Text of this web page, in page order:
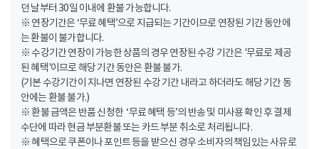
던 날부터 30일 이내에 환불 가능합니다.
※ 연장기간은 ‘무료 혜택’으로 지급되는 기간이므로 연장된 기간 동안에
는 환불이 불가합니다.
※ 수강기간 연장이 가능한 상품의 경우 연장된 수강 기간은 '무료로 제공
된 혜택'이므로 해당 기간 동안은 환불 불가.
(기본 수강기간이 지나면 연장된 수강 기간 내라고 하더라도 해당 기간 동
안에는 환불 불가.)
※ 환불 금액은 반품 신청한 ‘무료 혜택 등’의 반송 및 미사용 확인 후 결제
수단에 따라 현금 부분환불 또는 카드 부분 취소로 처리됩니다.
※ 혜택으로 쿠폰이나 포인트 등을 받으신 경우 소비자의 책임있는 사유로